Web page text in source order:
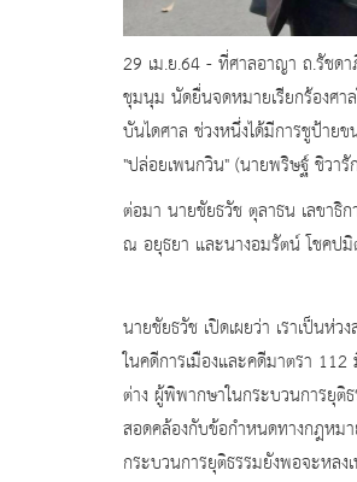
29 เม.ย.64 - ที่ศาลอาญา ถ.รัชด
ชุมนุม นัดยื่นจดหมายเรียกร้องศ
บันไดศาล ช่วงหนึ่งได้มีการชูป้าย
"ปล่อยเพนกวิน" (นายพริษฐ์ ชิวา
ต่อมา นายชัยธวัช ตุลาธน เลขาธิ
ณ อยุธยา และนางอมรัตน์ โชคป
นายชัยธวัช เปิดเผยว่า เราเป็นห่
ในคดีการเมืองและคดีมาตรา 112
ต่าง ผู้พิพากษาในกระบวนการยุติ
สอดคล้องกับข้อกำหนดทางกฎหม
กระบวนการยุติธรรมยังพอจะหลง